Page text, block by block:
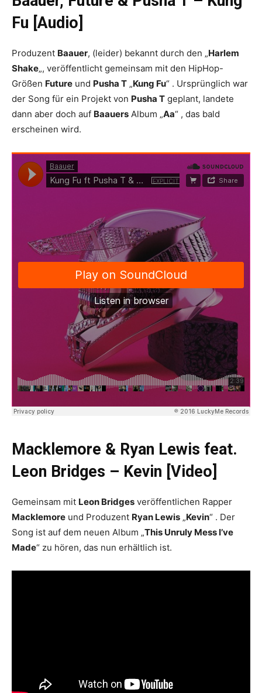
Fu [Audio]
Produzent Baauer, (leider) bekannt durch den „Harlem
Shake„, veröffentlicht gemeinsam mit den HipHop-
Größen Future und Pusha T „Kung Fu“ . Ursprünglich war
der Song für ein Projekt von Pusha T geplant, landete
dann aber doch auf Baauers Album „Aa“ , das bald
erscheinen wird.
Macklemore & Ryan Lewis feat.
Leon Bridges – Kevin [Video]
Gemeinsam mit Leon Bridges veröffentlichen Rapper
Macklemore und Produzent Ryan Lewis „Kevin“ . Der
Song ist auf dem neuen Album „This Unruly Mess I’ve
Made“ zu hören, das nun erhältlich ist.